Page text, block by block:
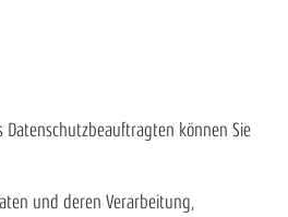
können Sie
und deren Verarbeitung,